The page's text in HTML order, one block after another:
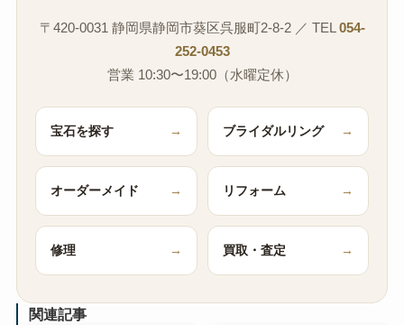
〒420-0031 静岡県静岡市葵区呉服町2-8-2 ／ TEL054-
252-0453
営業 10:30〜19:00（水曜定休）
宝石を探す → ブライダルリング →
オーダーメイド → リフォーム →
修理 → 買取・査定 →
関連記事